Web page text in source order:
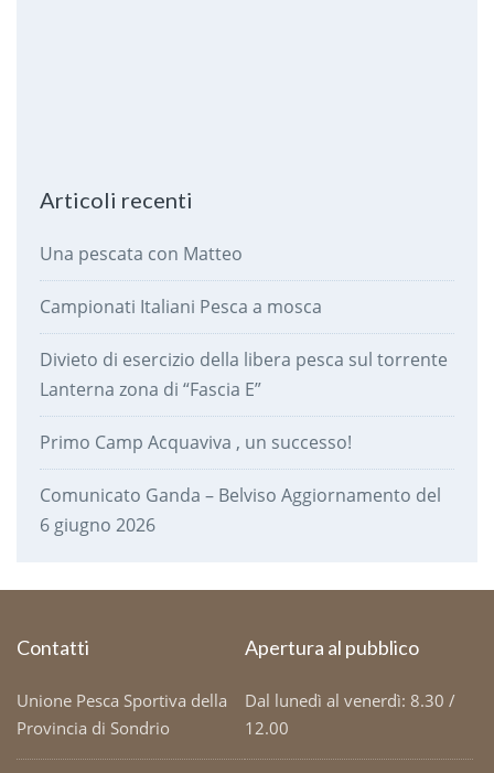
Articoli recenti
Una pescata con Matteo
Campionati Italiani Pesca a mosca
Divieto di esercizio della libera pesca sul torrente
Lanterna zona di “Fascia E”
Primo Camp Acquaviva , un successo!
Comunicato Ganda – Belviso Aggiornamento del
6 giugno 2026
Contatti
Unione Pesca Sportiva della
Provincia di Sondrio
Apertura al pubblico
Dal lunedì al venerdì: 8.30 /
12.00